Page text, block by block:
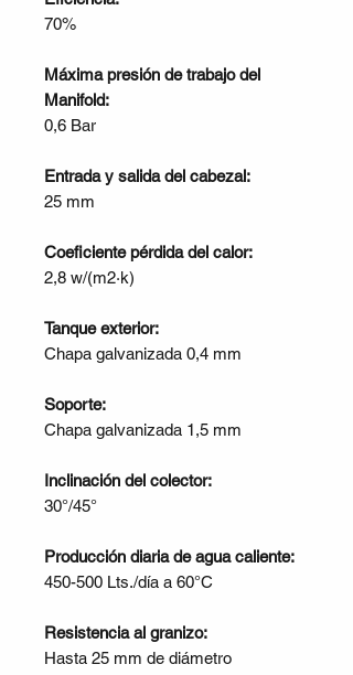
70%
Máxima presión de trabajo del
Manifold:
0,6 Bar
Entrada y salida del cabezal:
25 mm
Coeficiente pérdida del calor:
2,8 w/(m2·k)
Tanque exterior:
Chapa galvanizada 0,4 mm
Soporte:
Chapa galvanizada 1,5 mm
Inclinación del colector:
30°/45°
Producción diaria de agua caliente:
450-500 Lts./día a 60°C
Resistencia al granizo:
Hasta 25 mm de diámetro